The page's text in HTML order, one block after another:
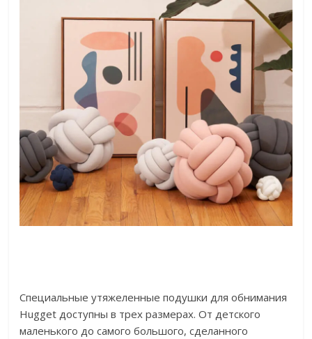
Специальные утяжеленные подушки для обнимания
Hugget доступны в трех размерах. От детского
маленького до самого большого, сделанного